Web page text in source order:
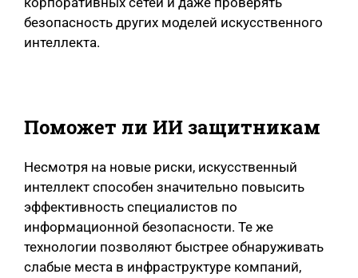
безопасность других моделей искусственного
интеллекта.
Поможет ли ИИ защитникам
Несмотря на новые риски, искусственный
интеллект способен значительно повысить
эффективность специалистов по
информационной безопасности. Те же
технологии позволяют быстрее обнаруживать
слабые места в инфраструктуре компаний,